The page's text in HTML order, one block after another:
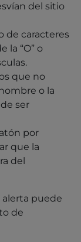
del sitio
de caracteres
la “O” o
que no
o la
ser
por
que la
del
alerta puede
de